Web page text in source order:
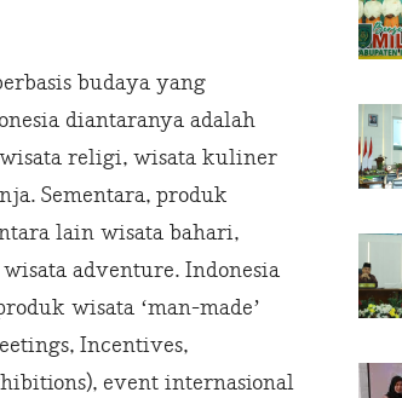
budaya yang
diantaranya adalah
religi, wisata kuliner
Sementara, produk
lain wisata bahari,
adventure. Indonesia
wisata ‘man-made’
Incentives,
event internasional